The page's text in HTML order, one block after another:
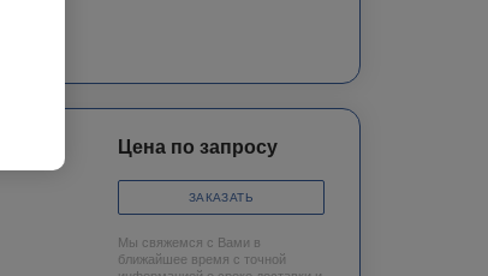
Цена по запросу
ЗАКАЗАТЬ
Мы свяжемся с Вами в
ближайшее время с точной